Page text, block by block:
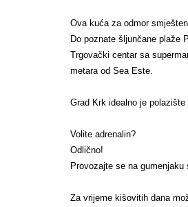
Ova kuća za odmor
Do poznate šljunčane plaže
Trgovački centar sa
metara od Sea Este.
Grad Krk idealno je
Volite adrenalin?
Odlično!
Provozajte se na
Za vrijeme kišovitih dana